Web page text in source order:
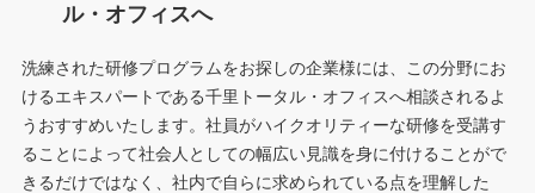
ル・オフィスへ
洗練された研修プログラムをお探しの企業様には、この分野にお
けるエキスパートである千里トータル・オフィスへ相談されるよ
うおすすめいたします。社員がハイクオリティーな研修を受講す
ることによって社会人としての幅広い見識を身に付けることがで
きるだけではなく、社内で自らに求められている点を理解した